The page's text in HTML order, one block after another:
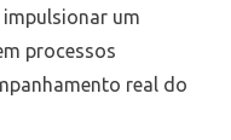
um
processos
real do